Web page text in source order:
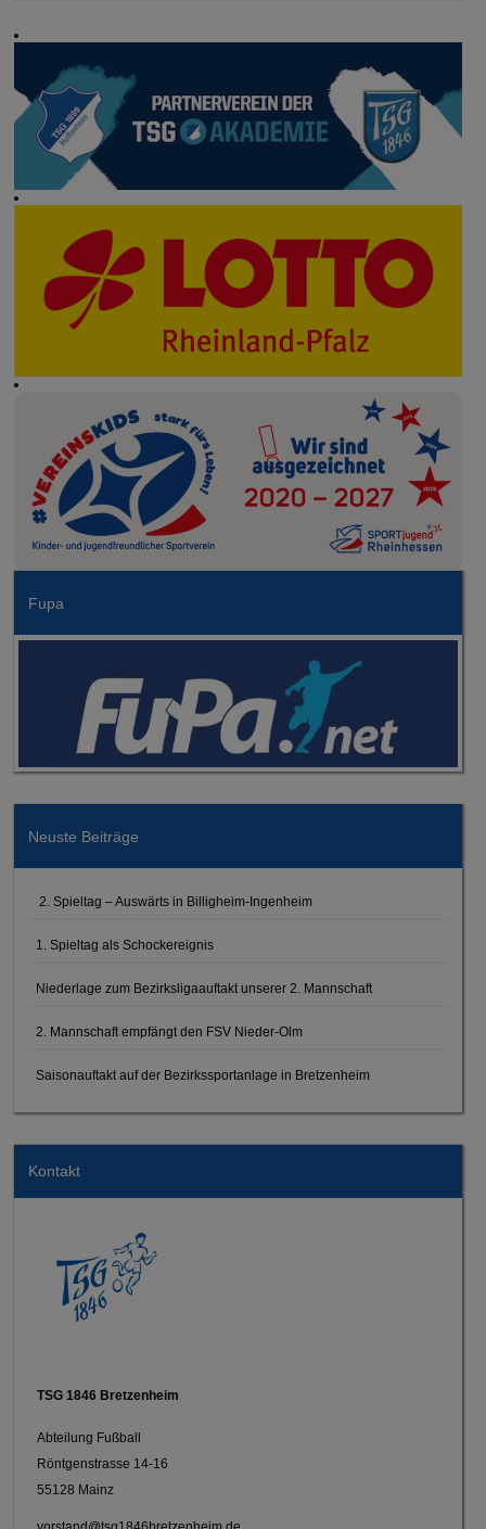
Fupa
Neuste Beiträge
2. Spieltag – Auswärts in Billigheim-Ingenheim
1. Spieltag als Schockereignis
Niederlage zum Bezirksligaauftakt unserer 2. Mannschaft
2. Mannschaft empfängt den FSV Nieder-Olm
Saisonauftakt auf der Bezirkssportanlage in Bretzenheim
Kontakt
TSG 1846 Bretzenheim
Abteilung Fußball
Röntgenstrasse 14-16
55128 Mainz